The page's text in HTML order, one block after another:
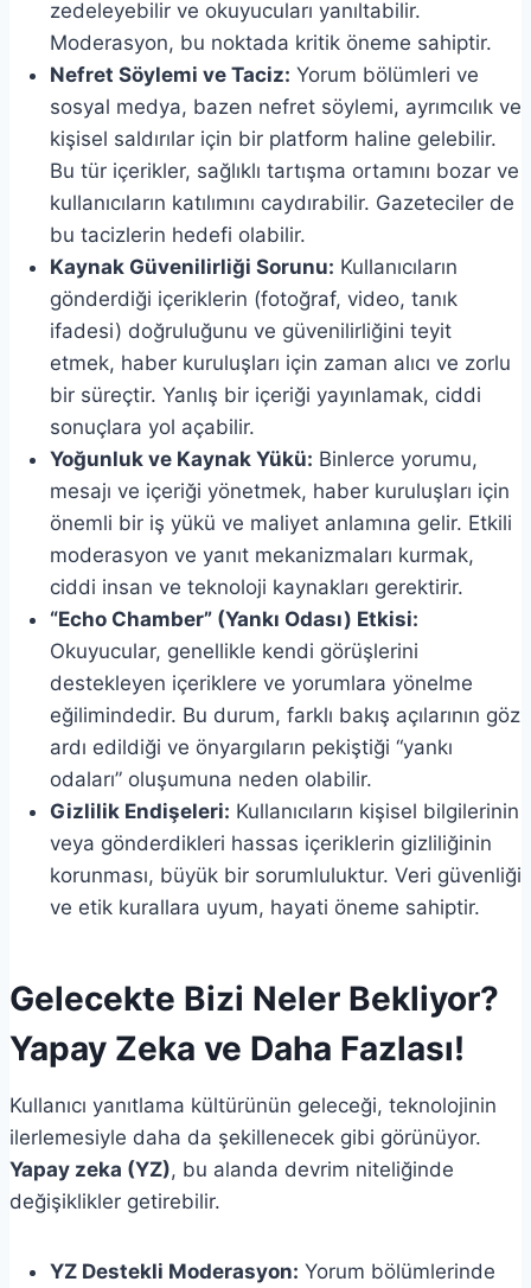
zedeleyebilir ve okuyucuları yanıltabilir.
Moderasyon, bu noktada kritik öneme sahiptir.
Nefret Söylemi ve Taciz: Yorum bölümleri ve
sosyal medya, bazen nefret söylemi, ayrımcılık ve
kişisel saldırılar için bir platform haline gelebilir.
Bu tür içerikler, sağlıklı tartışma ortamını bozar ve
kullanıcıların katılımını caydırabilir. Gazeteciler de
bu tacizlerin hedefi olabilir.
Kaynak Güvenilirliği Sorunu: Kullanıcıların
gönderdiği içeriklerin (fotoğraf, video, tanık
ifadesi) doğruluğunu ve güvenilirliğini teyit
etmek, haber kuruluşları için zaman alıcı ve zorlu
bir süreçtir. Yanlış bir içeriği yayınlamak, ciddi
sonuçlara yol açabilir.
Yoğunluk ve Kaynak Yükü: Binlerce yorumu,
mesajı ve içeriği yönetmek, haber kuruluşları için
önemli bir iş yükü ve maliyet anlamına gelir. Etkili
moderasyon ve yanıt mekanizmaları kurmak,
ciddi insan ve teknoloji kaynakları gerektirir.
“Echo Chamber” (Yankı Odası) Etkisi:
Okuyucular, genellikle kendi görüşlerini
destekleyen içeriklere ve yorumlara yönelme
eğilimindedir. Bu durum, farklı bakış açılarının göz
ardı edildiği ve önyargıların pekiştiği “yankı
odaları” oluşumuna neden olabilir.
Gizlilik Endişeleri: Kullanıcıların kişisel bilgilerinin
veya gönderdikleri hassas içeriklerin gizliliğinin
korunması, büyük bir sorumluluktur. Veri güvenliği
ve etik kurallara uyum, hayati öneme sahiptir.
Gelecekte Bizi Neler Bekliyor?
Yapay Zeka ve Daha Fazlası!
Kullanıcı yanıtlama kültürünün geleceği, teknolojinin
ilerlemesiyle daha da şekillenecek gibi görünüyor.
Yapay zeka (YZ), bu alanda devrim niteliğinde
değişiklikler getirebilir.
YZ Destekli Moderasyon: Yorum bölümlerinde